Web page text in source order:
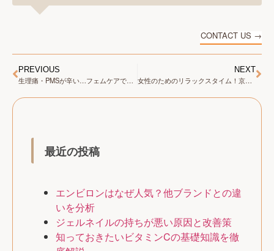
CONTACT US →
PREVIOUS
生理痛・PMSが辛い…フェムケアで体質改善を目指す
NEXT
女性のためのリラックスタイム！京都のROUN’ フェムケアエステ
最近の投稿
エンビロンはなぜ人気？他ブランドとの違
いを分析
ジェルネイルの持ちが悪い原因と改善策
知っておきたいビタミンCの基礎知識を徹